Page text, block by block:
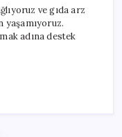
ve gıda arz
adına destek